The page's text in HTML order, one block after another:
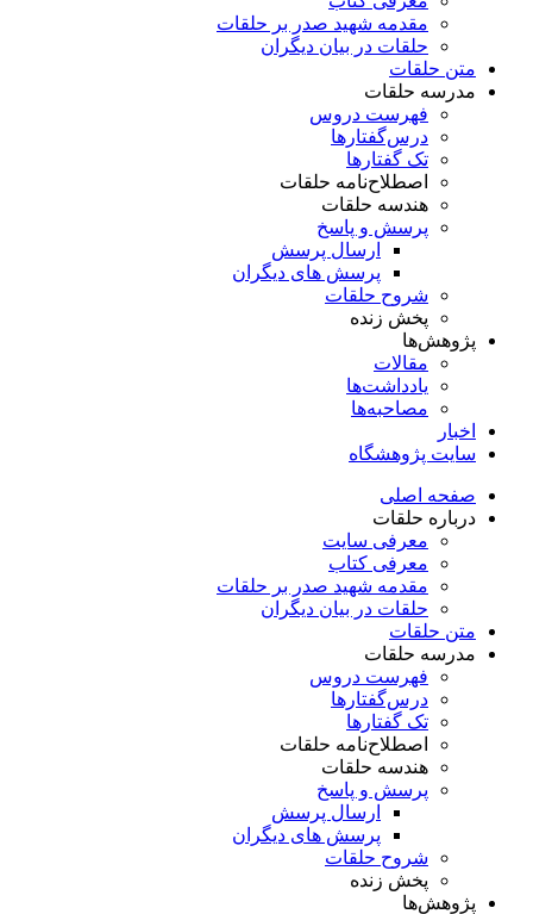
مقدمه شهید صدر بر حلقات
حلقات در بیان دیگران
متن حلقات
مدرسه حلقات
فهرست دروس
درس‌گفتار‌ها
تک گفتارها
اصطلاح‌نامه حلقات
هندسه حلقات
پرسش و پاسخ
ارسال پرسش
پرسش های دیگران
شروح حلقات
پخش زنده
پژوهش‌ها
مقالات
یادداشت‌ها
مصاحبه‌ها
اخبار
سایت پژوهشگاه
صفحه اصلی
درباره حلقات
معرفی سایت
معرفی کتاب
مقدمه شهید صدر بر حلقات
حلقات در بیان دیگران
متن حلقات
مدرسه حلقات
فهرست دروس
درس‌گفتار‌ها
تک گفتارها
اصطلاح‌نامه حلقات
هندسه حلقات
پرسش و پاسخ
ارسال پرسش
پرسش های دیگران
شروح حلقات
پخش زنده
پژوهش‌ها